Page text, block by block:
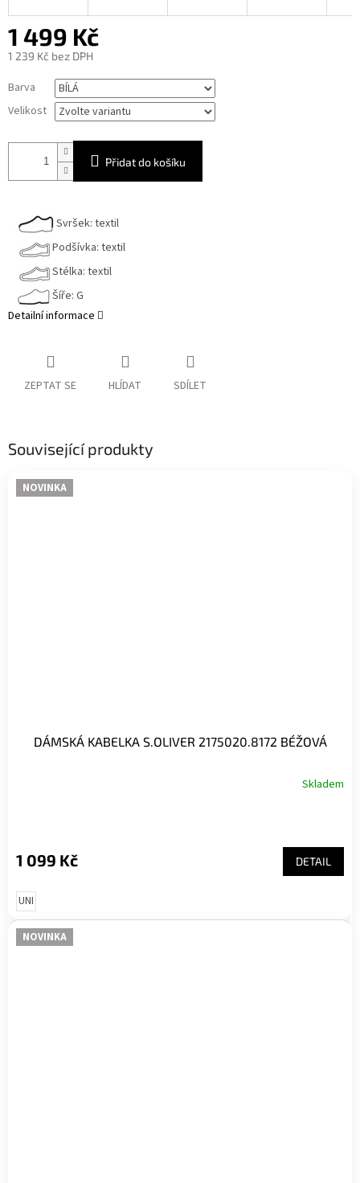
1 499 Kč
1 239 Kč bez DPH
cena:
Barva
Velikost
Přidat do košíku
Svršek: textil
Podšívka: textil
Stélka: textil
Šíře: G
Detailní informace
ZEPTAT SE HLÍDAT SDÍLET
Související produkty
NOVINKA
DÁMSKÁ KABELKA S.OLIVER 2175020.8172 BÉŽOVÁ
Skladem
1 099 Kč DETAIL
UNI
NOVINKA